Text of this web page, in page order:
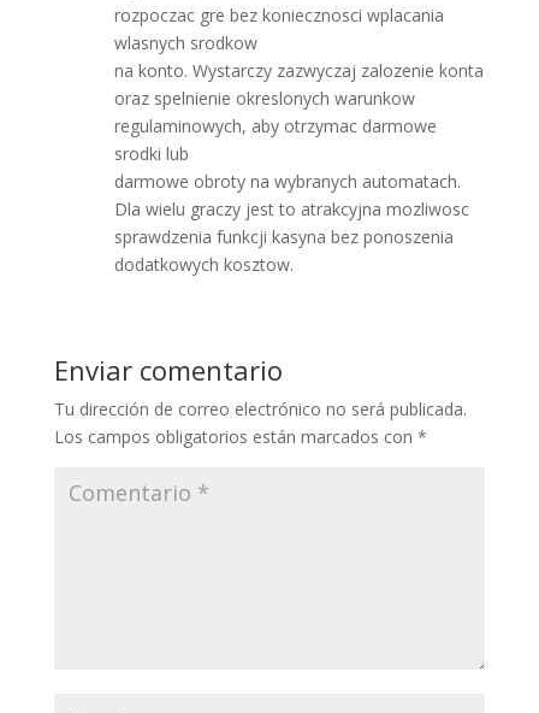
rozpoczac gre bez koniecznosci wplacania
wlasnych srodkow
na konto. Wystarczy zazwyczaj zalozenie konta
oraz spelnienie okreslonych warunkow
regulaminowych, aby otrzymac darmowe
srodki lub
darmowe obroty na wybranych automatach.
Dla wielu graczy jest to atrakcyjna mozliwosc
sprawdzenia funkcji kasyna bez ponoszenia
dodatkowych kosztow.
Enviar comentario
Tu dirección de correo electrónico no será publicada.
Los campos obligatorios están marcados con *